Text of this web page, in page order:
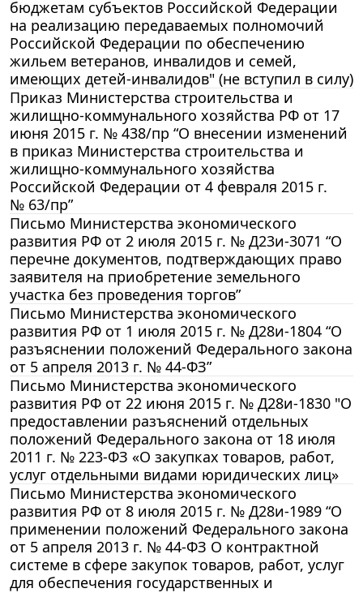
бюджетам субъектов Российской Федерации
на реализацию передаваемых полномочий
Российской Федерации по обеспечению
жильем ветеранов, инвалидов и семей,
имеющих детей-инвалидов" (не вступил в силу)
Приказ Министерства строительства и
жилищно-коммунального хозяйства РФ от 17
июня 2015 г. № 438/пр “О внесении изменений
в приказ Министерства строительства и
жилищно-коммунального хозяйства
Российской Федерации от 4 февраля 2015 г.
№ 63/пр”
Письмо Министерства экономического
развития РФ от 2 июля 2015 г. № Д23и-3071 “О
перечне документов, подтверждающих право
заявителя на приобретение земельного
участка без проведения торгов”
Письмо Министерства экономического
развития РФ от 1 июля 2015 г. № Д28и-1804 “О
разъяснении положений Федерального закона
от 5 апреля 2013 г. № 44-ФЗ”
Письмо Министерства экономического
развития РФ от 22 июня 2015 г. № Д28и-1830 "О
предоставлении разъяснений отдельных
положений Федерального закона от 18 июля
2011 г. № 223-ФЗ «О закупках товаров, работ,
услуг отдельными видами юридических лиц»
Письмо Министерства экономического
развития РФ от 8 июля 2015 г. № Д28и-1989 “О
применении положений Федерального закона
от 5 апреля 2013 г. № 44-ФЗ О контрактной
системе в сфере закупок товаров, работ, услуг
для обеспечения государственных и